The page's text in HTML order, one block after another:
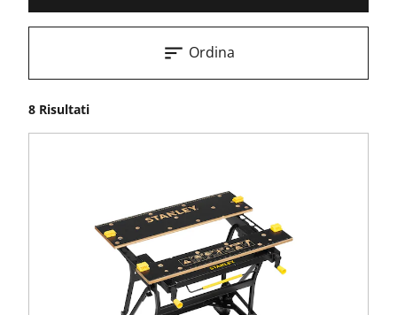
8 Risultati
Ordina